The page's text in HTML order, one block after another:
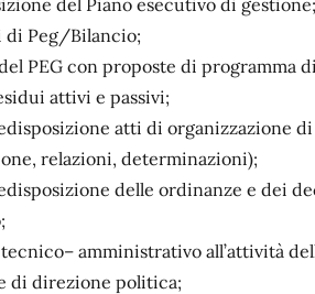
di Peg/Bilancio;
PEG con proposte di programma
attivi e passivi;
atti di organizzazione
relazioni, determinazioni);
delle ordinanze e dei
amministrativo all’attività
di direzione politica;